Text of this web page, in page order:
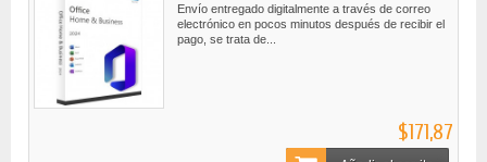
Envío entregado digitalmente a través de correo
electrónico en pocos minutos después de recibir el
pago, se trata de...
$171,87